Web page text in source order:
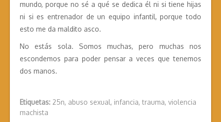
mundo, porque no sé a qué se dedica él ni si tiene hijas
ni si es entrenador de un equipo infantil, porque todo
esto me da maldito asco.
No estás sola. Somos muchas, pero muchas nos
escondemos para poder pensar a veces que tenemos
dos manos.
Etiquetas: 25n, abuso sexual, infancia,trauma, violencia
machista